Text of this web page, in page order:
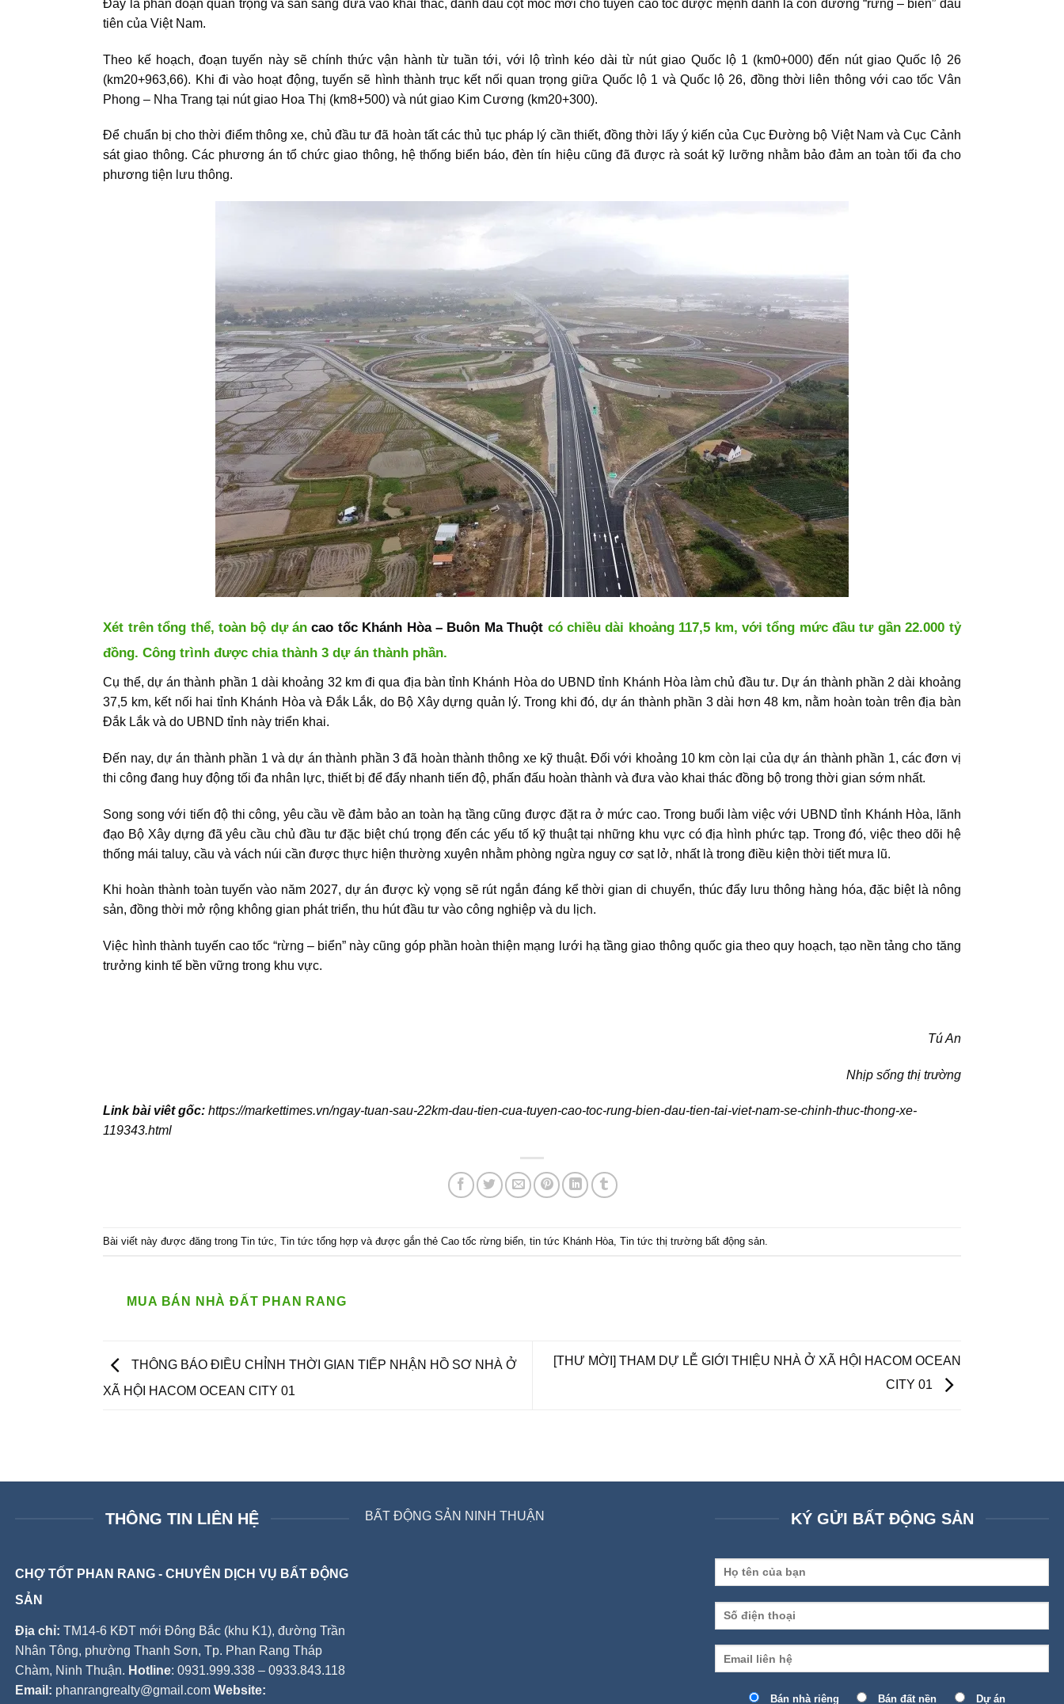
Đây là phân đoạn quan trọng và sẵn sàng đưa vào khai thác, đánh dấu cột mốc mới cho tuyến cao tốc được mệnh danh là con đường “rừng – biển” đầu
tiên của Việt Nam.
Theo kế hoạch, đoạn tuyến này sẽ chính thức vận hành từ tuần tới, với lộ trình kéo dài từ nút giao Quốc lộ 1 (km0+000) đến nút giao Quốc lộ 26
(km20+963,66). Khi đi vào hoạt động, tuyến sẽ hình thành trục kết nối quan trọng giữa Quốc lộ 1 và Quốc lộ 26, đồng thời liên thông vớicao tốc Vân
Phong – Nha Trang tại nút giao Hoa Thị (km8+500) và nút giao Kim Cương (km20+300).
Để chuẩn bị cho thời điểm thông xe, chủ đầu tư đã hoàn tất các thủ tục pháp lý cần thiết, đồng thời lấy ý kiến của Cục Đường bộ Việt Nam và Cục Cảnh
sát giao thông. Các phương án tổ chức giao thông, hệ thống biển báo, đèn tín hiệu cũng đã được rà soát kỹ lưỡng nhằm bảo đảm an toàn tối đa cho
phương tiện lưu thông.
Xét trên tổng thể, toàn bộ dự áncao tốc Khánh Hòa – Buôn Ma Thuột có chiều dài khoảng 117,5 km, với tổng mức đầu tư gần 22.000 tỷ
đồng. Công trình được chia thành 3 dự án thành phần.
Cụ thể, dự án thành phần 1 dài khoảng 32 km đi qua địa bàn tỉnh Khánh Hòa do UBND tỉnh Khánh Hòa làm chủ đầu tư. Dự án thành phần 2 dài khoảng
37,5 km, kết nối hai tỉnh Khánh Hòa và Đắk Lắk, do Bộ Xây dựng quản lý. Trong khi đó, dự án thành phần 3 dài hơn 48 km, nằm hoàn toàn trên địa bàn
Đắk Lắk và do UBND tỉnh này triển khai.
Đến nay, dự án thành phần 1 và dự án thành phần 3 đã hoàn thành thông xe kỹ thuật. Đối với khoảng 10 km còn lại của dự án thành phần 1, các đơn vị
thi công đang huy động tối đa nhân lực, thiết bị để đẩy nhanh tiến độ, phấn đấu hoàn thành và đưa vào khai thác đồng bộ trong thời gian sớm nhất.
Song song với tiến độ thi công, yêu cầu về đảm bảo an toàn hạ tầng cũng được đặt ra ở mức cao. Trong buổi làm việc với UBND tỉnh Khánh Hòa, lãnh
đạo Bộ Xây dựng đã yêu cầu chủ đầu tư đặc biệt chú trọng đến các yếu tố kỹ thuật tại những khu vực có địa hình phức tạp. Trong đó, việc theo dõi hệ
thống mái taluy, cầu và vách núi cần được thực hiện thường xuyên nhằm phòng ngừa nguy cơ sạt lở, nhất là trong điều kiện thời tiết mưa lũ.
Khi hoàn thành toàn tuyến vào năm 2027, dự án được kỳ vọng sẽ rút ngắn đáng kể thời gian di chuyển, thúc đẩy lưu thông hàng hóa, đặc biệt là nông
sản, đồng thời mở rộng không gian phát triển, thu hút đầu tư vào công nghiệp và du lịch.
Việc hình thành tuyếncao tốc “rừng – biển” này cũng góp phần hoàn thiện mạng lưới hạ tầng giao thông quốc gia theo quy hoạch, tạo nền tảng cho tăng
trưởng kinh tế bền vững trong khu vực.
Tú An
Nhịp sống thị trường
Link bài viêt gốc: https://markettimes.vn/ngay-tuan-sau-22km-dau-tien-cua-tuyen-cao-toc-rung-bien-dau-tien-tai-viet-nam-se-chinh-thuc-thong-xe-
119343.html
Bài viết này được đăng trongTin tức ,Tin tức tổng hợp và được gắn thẻCao tốc rừng biển ,tin tức Khánh Hòa ,Tin tức thị trường bất động sản
MUA BÁN NHÀ ĐẤT PHAN RANG
THÔNG BÁO ĐIỀU CHỈNH THỜI GIAN TIẾP NHẬN HỒ SƠ NHÀ Ở
XÃ HỘI HACOM OCEAN CITY 01
[THƯ MỜI] THAM DỰ LỄ GIỚI THIỆU NHÀ Ở XÃ HỘI HACOM OCEAN
CITY 01
THÔNG TIN LIÊN HỆ
CHỢ TỐT PHAN RANG - CHUYÊN DỊCH VỤ BẤT ĐỘNG
SẢN
Địa chỉ: TM14-6 KĐT mới Đông Bắc (khu K1), đường Trần
Nhân Tông, phường Thanh Sơn, Tp. Phan Rang Tháp
Chàm, Ninh Thuận. Hotline: 0931.999.338 – 0933.843.118
Email: phanrangrealty@gmail.com Website:
BẤT ĐỘNG SẢN NINH THUẬN KÝ GỬI BẤT ĐỘNG SẢN
Bán nhà riêng Bán đất nền Dự án